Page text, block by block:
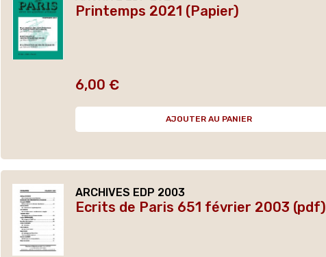
Printemps 2021 (Papier)
Prix
6,00 €
AJOUTER AU PANIER
ARCHIVES EDP 2003
Ecrits de Paris 651 février 2003 (pdf)